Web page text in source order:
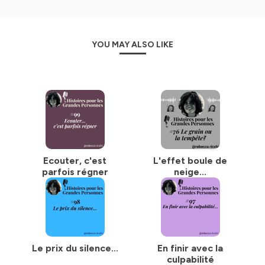
préférées : Apple Podcasts, Spotify, Stitcher, Deezer,
commentaires sur Spotify et Apple Podcasts sont
essentiels pour faire découvrir "Histoires pour les
Grandes Personnes" et me motivent à continuer cette
belle aventure !
Hébergé par Ausha. Visitez
ausha.co/politique-de-
confidentialitepour plus d'informations.
YOU MAY ALSO LIKE
Ecouter, c'est
parfois régner
L'effet boule de
neige...
Le prix du silence...
En finir avec la
culpabilité